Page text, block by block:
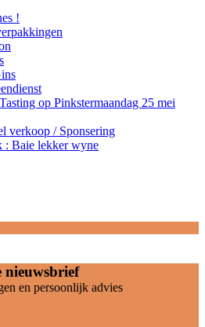
!
op Pinkstermaandag 25 mei
verkoop / Sponsering
: Baie lekker wyne
nieuwsbrief
en persoonlijk advies